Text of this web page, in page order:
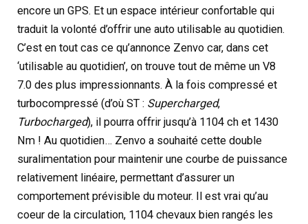
encore un GPS. Et un espace intérieur confortable qui
traduit la volonté d’offrir une auto utilisable au quotidien.
C’est en tout cas ce qu’annonce Zenvo car, dans cet
‘utilisable au quotidien’, on trouve tout de même un V8
7.0 des plus impressionnants. À la fois compressé et
turbocompressé (d’où ST : Supercharged,
Turbocharged), il pourra offrir jusqu’à 1104 ch et 1430
Nm ! Au quotidien… Zenvo a souhaité cette double
suralimentation pour maintenir une courbe de puissance
relativement linéaire, permettant d’assurer un
comportement prévisible du moteur. Il est vrai qu’au
coeur de la circulation, 1104 chevaux bien rangés les